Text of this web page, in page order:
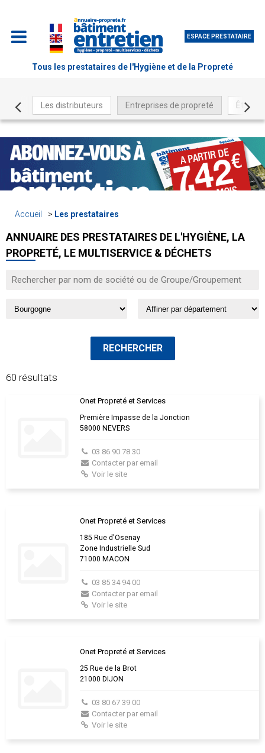
ESPACE PRESTATAIRE
Tous les prestataires de l'Hygiène et de la Propreté
Les distributeurs Entreprises de propreté Être
Accueil Les prestataires
ANNUAIRE DES PRESTATAIRES DE L'HYGIÈNE, LA
PROPRETÉ, LE MULTISERVICE & DÉCHETS
60 résultats
Onet Propreté et Services
Première Impasse de la Jonction
58000 NEVERS
03 86 90 78 30
Contacter par email
Voir le site
Onet Propreté et Services
185 Rue d'Osenay
Zone Industrielle Sud
71000 MACON
03 85 34 94 00
Contacter par email
Voir le site
Onet Propreté et Services
25 Rue de la Brot
21000 DIJON
03 80 67 39 00
Contacter par email
Voir le site